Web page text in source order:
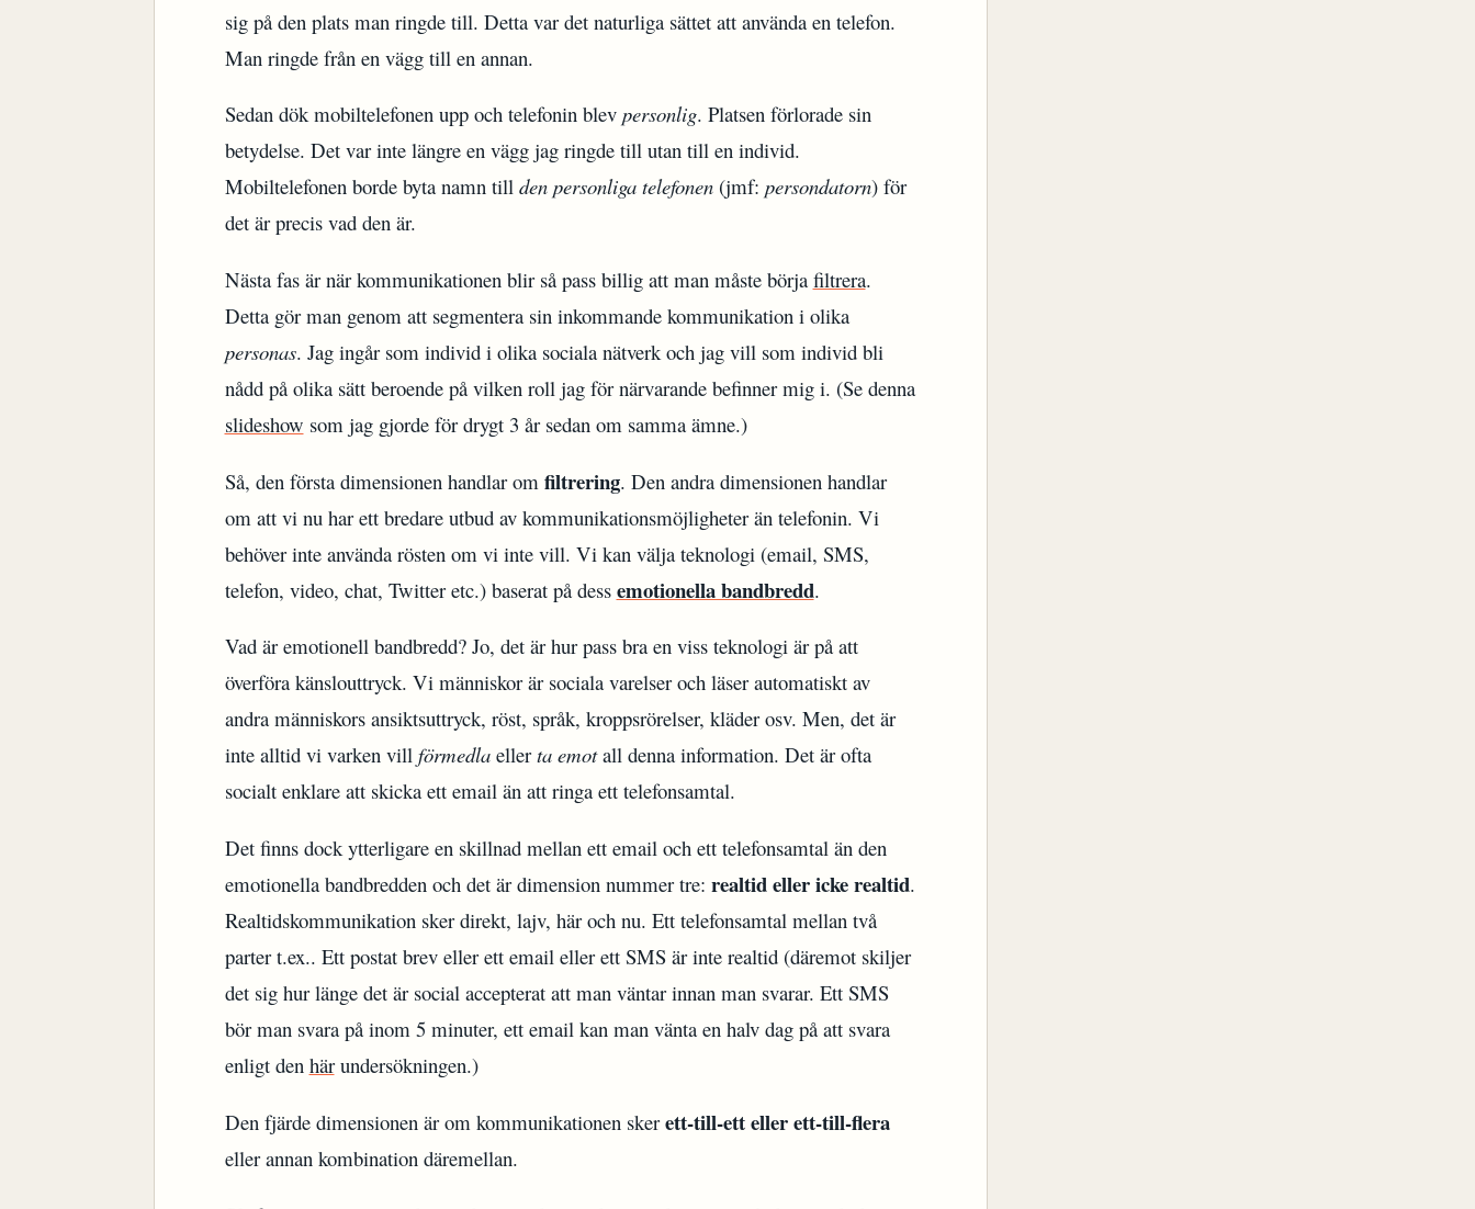
sig på den plats man ringde till. Detta var det naturliga sättet att använda en telefon.
Man ringde från en vägg till en annan.
Sedan dök mobiltelefonen upp och telefonin blev personlig. Platsen förlorade sin
betydelse. Det var inte längre en vägg jag ringde till utan till en individ.
Mobiltelefonen borde byta namn till den personliga telefonen(jmf: persondatorn) för
det är precis vad den är.
Nästa fas är när kommunikationen blir så pass billig att man måste börja filtrera.
Detta gör man genom att segmentera sin inkommande kommunikation i olika
personas. Jag ingår som individ i olika sociala nätverk och jag vill som individ bli
nådd på olika sätt beroende på vilken roll jag för närvarande befinner mig i. (Se denna
slideshow som jag gjorde för drygt 3 år sedan om samma ämne.)
Så, den första dimensionen handlar om filtrering. Den andra dimensionen handlar
om att vi nu har ett bredare utbud av kommunikationsmöjligheter än telefonin. Vi
behöver inte använda rösten om vi inte vill. Vi kan välja teknologi (email, SMS,
telefon, video, chat, Twitter etc.) baserat på dess emotionella bandbredd.
Vad är emotionell bandbredd? Jo, det är hur pass bra en viss teknologi är på att
överföra känslouttryck. Vi människor är sociala varelser och läser automatiskt av
andra människors ansiktsuttryck, röst, språk, kroppsrörelser, kläder osv. Men, det är
inte alltid vi varken vill förmedlaellerta emotall denna information. Det är ofta
socialt enklare att skicka ett email än att ringa ett telefonsamtal.
Det finns dock ytterligare en skillnad mellan ett email och ett telefonsamtal än den
emotionella bandbredden och det är dimension nummer tre: realtid eller icke realtid.
Realtidskommunikation sker direkt, lajv, här och nu. Ett telefonsamtal mellan två
parter t.ex.. Ett postat brev eller ett email eller ett SMS är inte realtid (däremot skiljer
det sig hur länge det är social accepterat att man väntar innan man svarar. Ett SMS
bör man svara på inom 5 minuter, ett email kan man vänta en halv dag på att svara
enligt den härundersökningen.)
Den fjärde dimensionen är om kommunikationen skerett-till-ett eller ett-till-flera
eller annan kombination däremellan.